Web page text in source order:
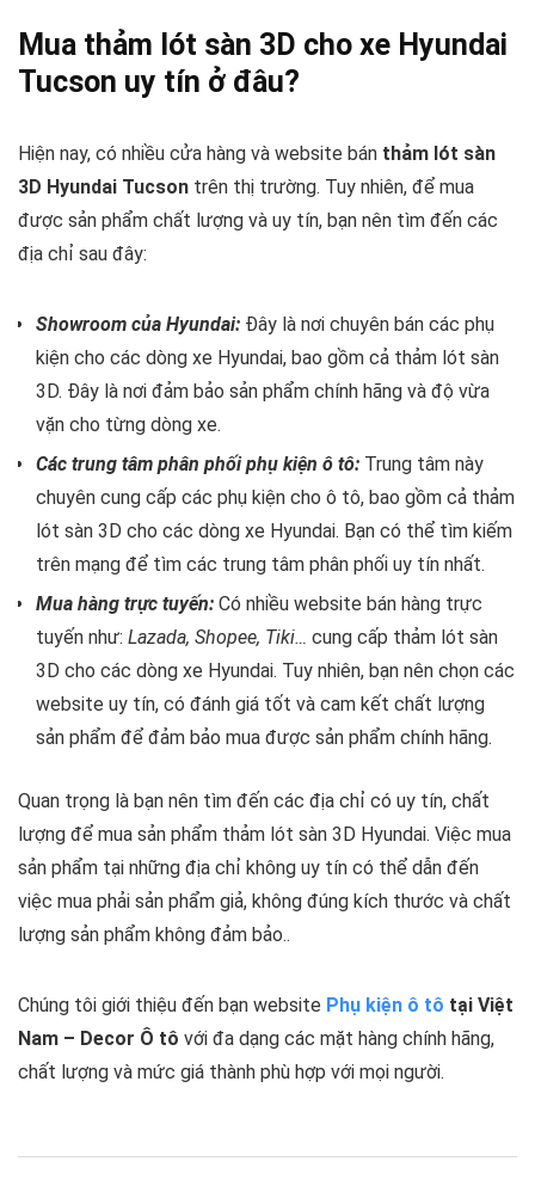
Mua thảm lót sàn 3D cho xe Hyundai
Tucson uy tín ở đâu?
Hiện nay, có nhiều cửa hàng và website bán thảm lót sàn
3D Hyundai Tucson trên thị trường. Tuy nhiên, để mua
được sản phẩm chất lượng và uy tín, bạn nên tìm đến các
địa chỉ sau đây:
Showroom của Hyundai: Đây là nơi chuyên bán các phụ
kiện cho các dòng xe Hyundai, bao gồm cả thảm lót sàn
3D. Đây là nơi đảm bảo sản phẩm chính hãng và độ vừa
vặn cho từng dòng xe.
Các trung tâm phân phối phụ kiện ô tô: Trung tâm này
chuyên cung cấp các phụ kiện cho ô tô, bao gồm cả thảm
lót sàn 3D cho các dòng xe Hyundai. Bạn có thể tìm kiếm
trên mạng để tìm các trung tâm phân phối uy tín nhất.
Mua hàng trực tuyến: Có nhiều website bán hàng trực
tuyến như: Lazada, Shopee, Tiki… cung cấp thảm lót sàn
3D cho các dòng xe Hyundai. Tuy nhiên, bạn nên chọn các
website uy tín, có đánh giá tốt và cam kết chất lượng
sản phẩm để đảm bảo mua được sản phẩm chính hãng.
Quan trọng là bạn nên tìm đến các địa chỉ có uy tín, chất
lượng để mua sản phẩm thảm lót sàn 3D Hyundai. Việc mua
sản phẩm tại những địa chỉ không uy tín có thể dẫn đến
việc mua phải sản phẩm giả, không đúng kích thước và chất
lượng sản phẩm không đảm bảo..
Chúng tôi giới thiệu đến bạn website Phụ kiện ô tô tại Việt
Nam – Decor Ô tô với đa dạng các mặt hàng chính hãng,
chất lượng và mức giá thành phù hợp với mọi người.